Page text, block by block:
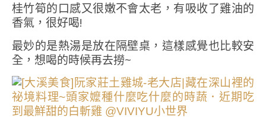
桂竹筍的口感又很嫩不會太老，有吸收了雞油的
香氣，很好喝!
最妙的是熱湯是放在隔壁桌，這樣感覺也比較安
全，想喝的時候再去撈~